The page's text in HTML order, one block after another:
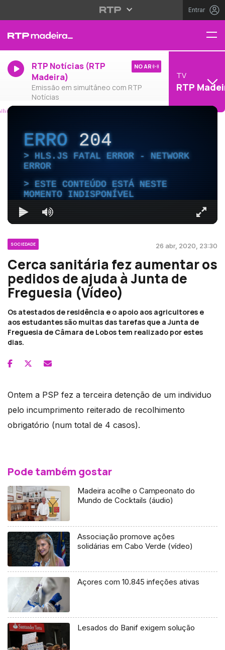
Entrar
RTP Notícias (RTP
Madeira)
Emissão em simultâneo com RTP
Notícias
NO AR
TV
RTP
ERRO204
HLS.JS FATAL ERROR - NETWORK
ERROR
ESTE CONTEÚDO ESTÁ NESTE
MOMENTO INDISPONÍVEL
SOCIEDADE 26 abr, 2020, 23:30
Cerca sanitária fez aumentar os
pedidos de ajuda à Junta de
Freguesia (Vídeo)
Os atestados de residência e o apoio aos agricultores e
aos estudantes são muitas das tarefas que a Junta de
Freguesia de Câmara de Lobos tem realizado por estes
dias.
Ontem a PSP fez a terceira detenção de um individuo
pelo incumprimento reiterado de recolhimento
obrigatório (num total de 4 casos).
Pode também gostar
Madeira acolhe o Campeonato do
Mundo de Cocktails (áudio)
Associação promove ações
solidárias em Cabo Verde (vídeo)
Açores com 10.845 infeções ativas
Lesados do Banif exigem solução